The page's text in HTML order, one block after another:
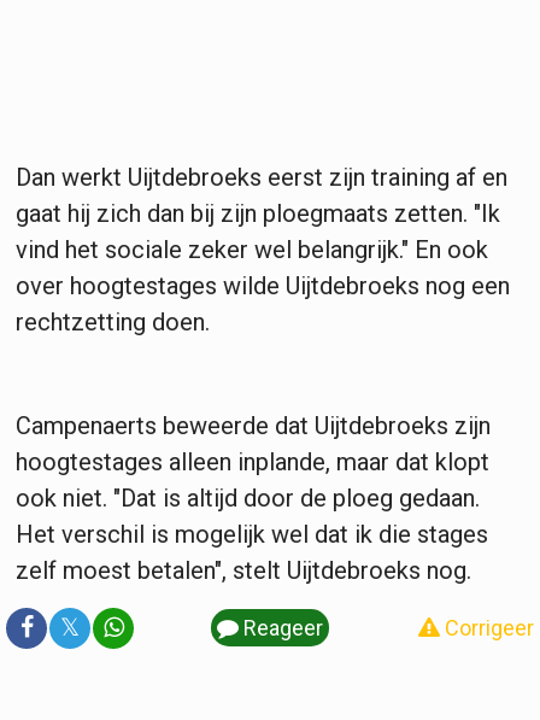
Dan werkt Uijtdebroeks eerst zijn training af en
gaat hij zich dan bij zijn ploegmaats zetten. "Ik
vind het sociale zeker wel belangrijk." En ook
over hoogtestages wilde Uijtdebroeks nog een
rechtzetting doen.
Campenaerts beweerde dat Uijtdebroeks zijn
hoogtestages alleen inplande, maar dat klopt
ook niet. "Dat is altijd door de ploeg gedaan.
Het verschil is mogelijk wel dat ik die stages
zelf moest betalen", stelt Uijtdebroeks nog.
𝕏 Reageer Corrigeer